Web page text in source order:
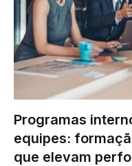
Programas
equipes:
que elevam